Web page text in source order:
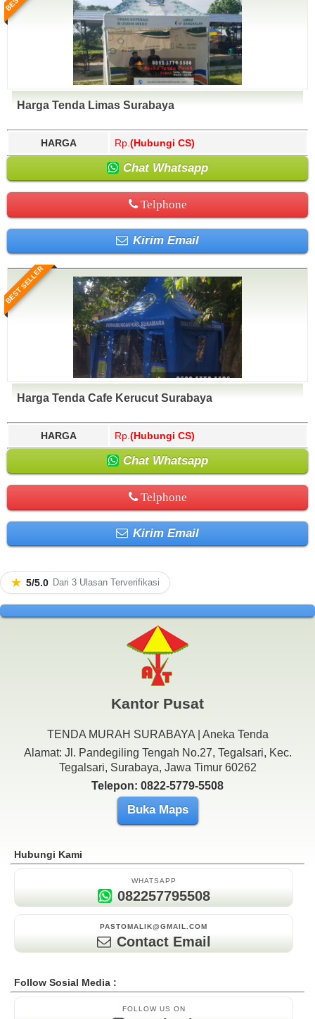
Harga Tenda Limas Surabaya
HARGA Rp. (Hubungi CS)
Chat Whatsapp
Telphone
Kirim Email
BEST SELLER
Harga Tenda Cafe Kerucut Surabaya
HARGA Rp. (Hubungi CS)
Chat Whatsapp
Telphone
Kirim Email
★ 5/5.0 Dari 3 Ulasan Terverifikasi
Kantor Pusat
TENDA MURAH SURABAYA | Aneka Tenda
Alamat: Jl. Pandegiling Tengah No.27, Tegalsari, Kec.
Tegalsari, Surabaya, Jawa Timur 60262
Telepon: 0822-5779-5508
Buka Maps
Hubungi Kami
WHATSAPP
082257795508
PASTOMALIK@GMAIL.COM
Contact Email
Follow Sosial Media :
FOLLOW US ON